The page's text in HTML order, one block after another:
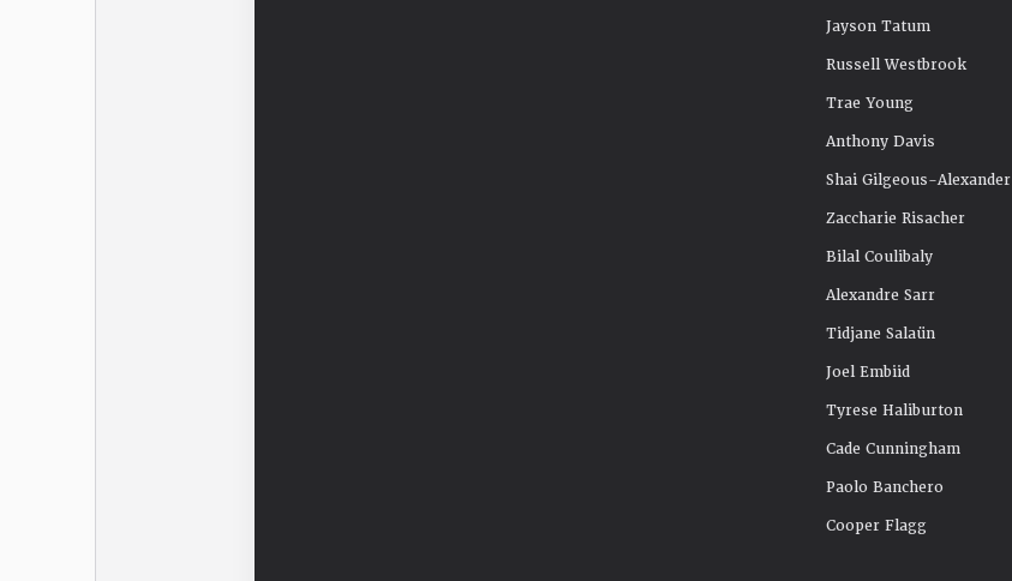
Jayson Tatum
Russell Westbrook
Trae Young
Anthony Davis
Shai Gilgeous-Alexander
Zaccharie Risacher
Bilal Coulibaly
Alexandre Sarr
Tidjane Salaün
Joel Embiid
Tyrese Haliburton
Cade Cunningham
Paolo Banchero
Cooper Flagg